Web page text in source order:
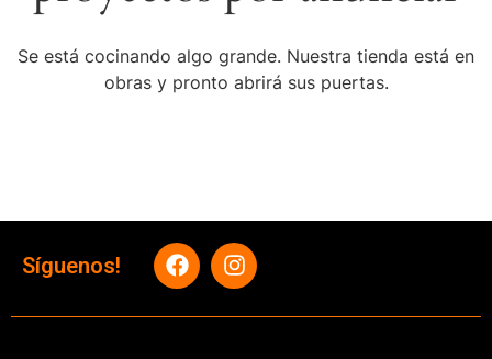
Se está cocinando algo grande. Nuestra tienda está en
obras y pronto abrirá sus puertas.
Síguenos!